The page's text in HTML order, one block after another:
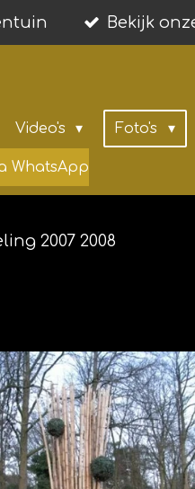
Bekijk
Video's Foto's
WhatsApp
2007 2008